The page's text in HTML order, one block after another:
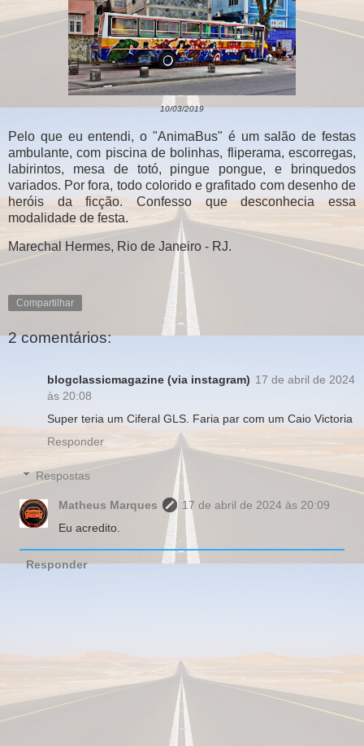
10/03/2019
Pelo que eu entendi, o "AnimaBus" é um salão de festas
ambulante, com piscina de bolinhas, fliperama, escorregas,
labirintos, mesa de totó, pingue pongue, e brinquedos
variados. Por fora, todo colorido e grafitado com desenho de
heróis da ficção. Confesso que desconhecia essa
modalidade de festa.
Marechal Hermes, Rio de Janeiro - RJ.
Compartilhar
2 comentários:
blogclassicmagazine (via instagram) 17 de abril de 2024
às 20:08
Super teria um Ciferal GLS. Faria par com um Caio Victoria
Responder
Respostas
Matheus Marques
17 de abril de 2024 às 20:09
Eu acredito.
Responder